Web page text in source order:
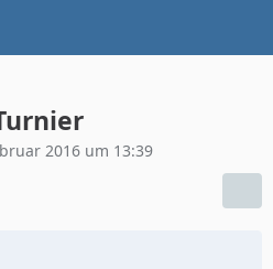
2016 um 13:39